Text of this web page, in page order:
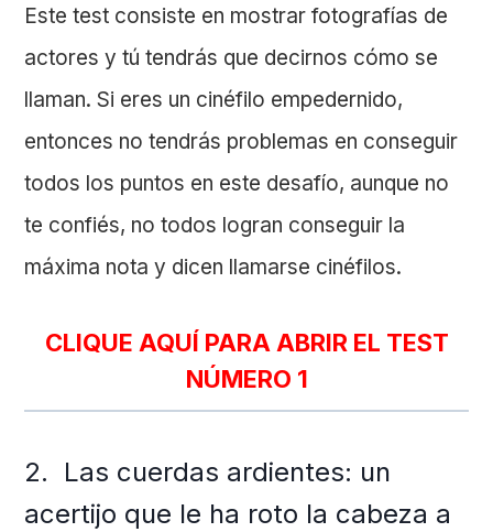
Este test consiste en mostrar fotografías de
actores y tú tendrás que decirnos cómo se
llaman. Si eres un cinéfilo empedernido,
entonces no tendrás problemas en conseguir
todos los puntos en este desafío, aunque no
te confiés, no todos logran conseguir la
máxima nota y dicen llamarse cinéfilos.
CLIQUE AQUÍ PARA ABRIR EL TEST
NÚMERO 1
2. Las cuerdas ardientes: un
acertijo que le ha roto la cabeza a